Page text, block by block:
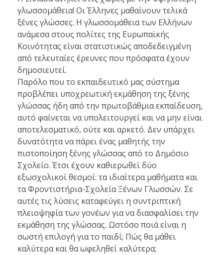
γλωσσομάθεια! Οι Έλληνες μαθαίνουν τελικά
ξένες γλώσσες. Η γλωσσομάθεια των Ελλήνων
ανάμεσα στους πολίτες της Ευρωπαϊκής
Κοινότητας είναι στατιστικώς αποδεδειγμένη
από τελευταίες έρευνες που πρόσφατα έχουν
δημοσιευτεί.
Παρόλο που το εκπαιδευτικό μας σύστημα
προβλέπει υποχρεωτική εκμάθηση της ξένης
γλώσσας ήδη από την πρωτοβάθμια εκπαίδευση,
αυτό φαίνεται να υπολειτουργεί και να μην είναι
αποτελεσματικό, ούτε και αρκετό. Δεν υπάρχει
δυνατότητα να πάρει ένας μαθητής την
πιστοποίηση ξένης γλώσσας από το Δημόσιο
Σχολείο. Έτσι έχουν καθιερωθεί δύο
εξωσχολικοί θεσμοί: τα ιδιαίτερα μαθήματα και
τα Φροντιστήρια-Σχολεία Ξένων Γλωσσών. Σε
αυτές τις λύσεις καταφεύγει η συντριπτική
πλειοψηφία των γονέων για να διασφαλίσει την
εκμάθηση της γλώσσας. Ωστόσο ποιά είναι η
σωστή επιλογή για το παιδί; Πώς θα μάθει
καλύτερα και θα ωφεληθεί καλύτερα;